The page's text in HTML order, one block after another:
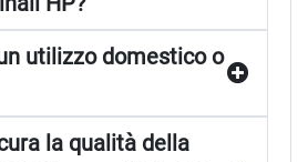
utilizzo domestico o
la qualità della